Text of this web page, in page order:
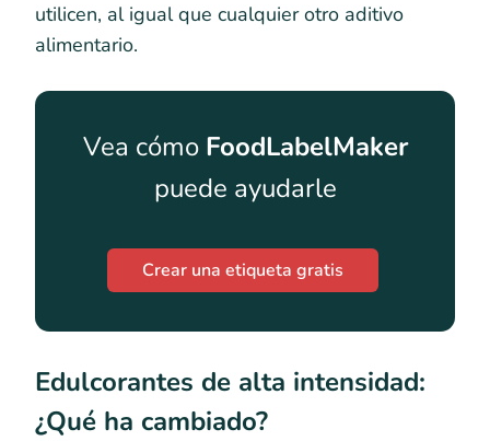
utilicen, al igual que cualquier otro aditivo
alimentario.
Vea cómo FoodLabelMaker
puede ayudarle
Crear una etiqueta gratis
Edulcorantes de alta intensidad:
¿Qué ha cambiado?